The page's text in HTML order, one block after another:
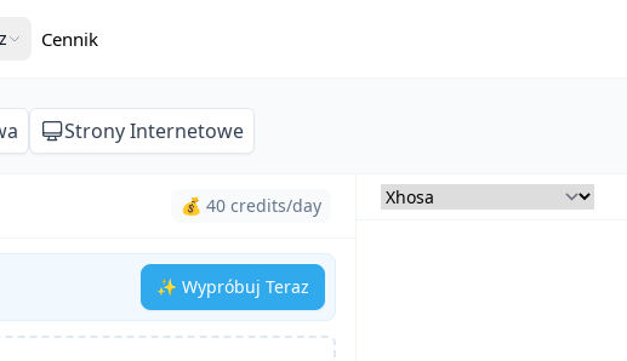
Cennik
Strony Internetowe
💰 40 credits/day
✨ Wypróbuj Teraz